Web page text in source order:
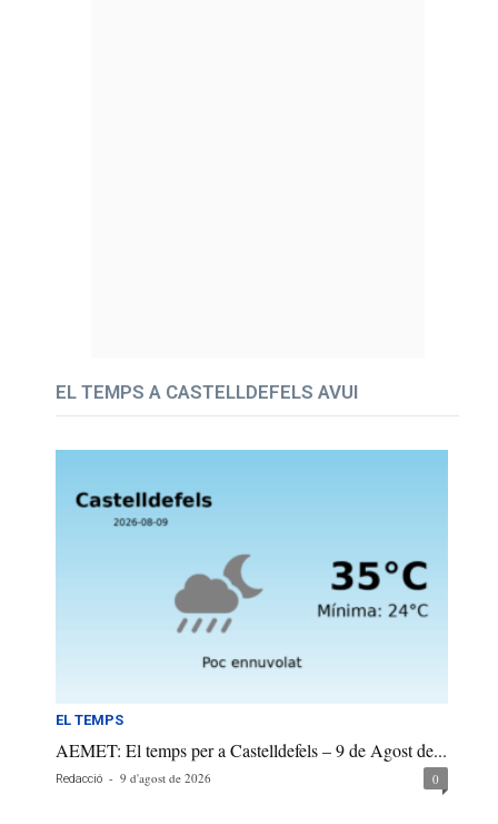
EL TEMPS A CASTELLDEFELS AVUI
EL TEMPS
AEMET: El temps per a Castelldefels – 9 de Agost de...
Redacció - 9 d'agost de 2026 0